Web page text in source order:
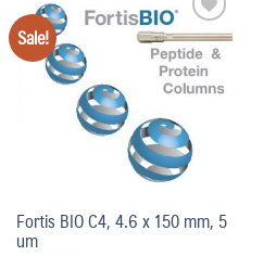
Sale! Add
to
wishlist
Fortis BIO C4, 4.6 x 150 mm, 5
um